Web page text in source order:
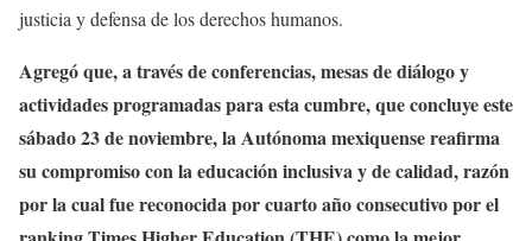
justicia y defensa de los derechos humanos.
Agregó que, a través de conferencias, mesas de diálogo y
actividades programadas para esta cumbre, que concluye este
sábado 23 de noviembre, la Autónoma mexiquense reafirma
su compromiso con la educación inclusiva y de calidad, razón
por la cual fue reconocida por cuarto año consecutivo por el